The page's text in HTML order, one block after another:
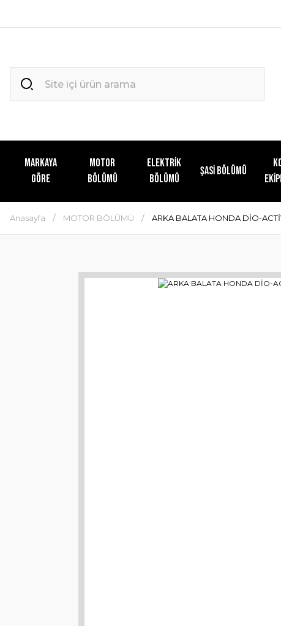
MARKAYA
GÖRE
MOTOR
BÖLÜMÜ
ELEKTRİK
BÖLÜMÜ
ŞASİ BÖLÜMÜ
Anasayfa MOTOR BÖLÜMÜ ARKA BALATA HONDA DİO-